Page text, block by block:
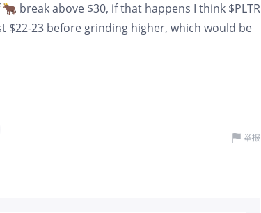
🐂 break above $30, if that happens I think $PLTR
$22-23 before grinding higher, which would be
举报